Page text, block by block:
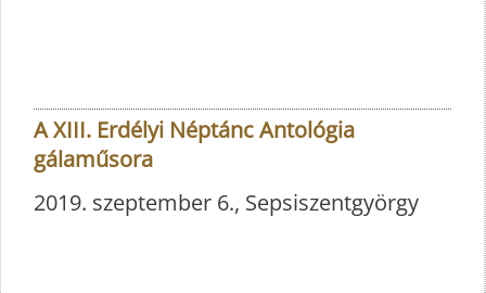
A XIII. Erdélyi Néptánc Antológia
gálaműsora
2019. szeptember 6., Sepsiszentgyörgy